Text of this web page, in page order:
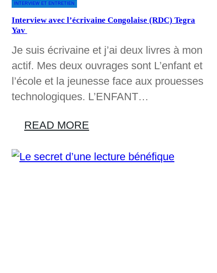
INTERVIEW ET ENTRETIEN
Interview avec l’écrivaine Congolaise (RDC) Tegra
Yav
Je suis écrivaine et j’ai deux livres à mon
actif. Mes deux ouvrages sont L’enfant et
l’école et la jeunesse face aux prouesses
technologiques. L’ENFANT…
READ MORE